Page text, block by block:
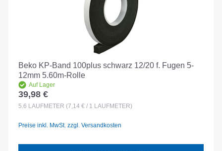
Beko KP-Band 100plus schwarz 12/20 f. Fugen 5-
12mm 5.60m-Rolle
Auf Lager
Regulärer Preis:
39,98 €
5.6 LAUFMETER (7,14 € / 1 LAUFMETER)
Preise inkl. MwSt. zzgl. Versandkosten